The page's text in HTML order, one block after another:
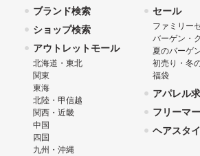
ブランド検索
ショップ検索
アウトレットモール
北海道・東北
関東
東海
北陸・甲信越
関西・近畿
中国
四国
九州・沖縄
セール
ファミリー
バーゲン・
夏のバーゲ
初売り・冬
福袋
アパレル
フリーマ
ヘアスタ